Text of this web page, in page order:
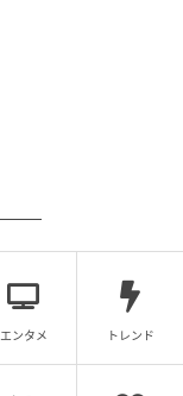
エンタメ トレンド